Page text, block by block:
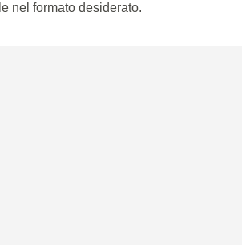
nel formato desiderato.